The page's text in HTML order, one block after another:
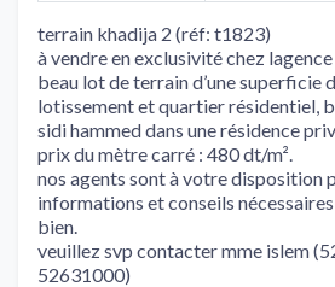
terrain khadija 2 (réf: t1823)
à vendre en exclusivité chez
beau lot de terrain d’une superficie
lotissement et quartier résidentiel,
sidi hammed dans une résidence
prix du mètre carré : 480 dt/m².
nos agents sont à votre disposition
informations et conseils
bien.
veuillez svp contacter mme islem
52631000)